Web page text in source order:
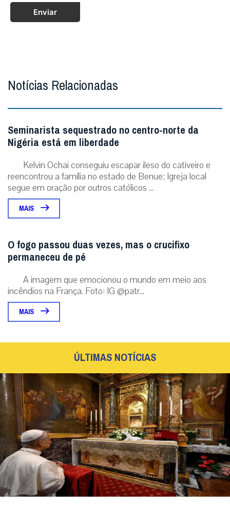
Notícias Relacionadas
Kelvin Ochai conseguiu escapar ileso do cativeiro e
reencontrou a família no estado de Benue; Igreja local
MAIS
O fogo passou duas vezes, mas o crucifixo
permaneceu de pé
A imagem que emocionou o mundo em meio aos
incêndios na França. Foto: IG @patr...
MAIS
ÚLTIMAS NOTÍCIAS
Papa Leão XIV retornará ao Santuário de Nossa
Senhora do Bom Conselho de Genazzano na
véspera da Natividade de Maria
Nesta ocasião, será inaugurada uma pintura que retrata o Papa